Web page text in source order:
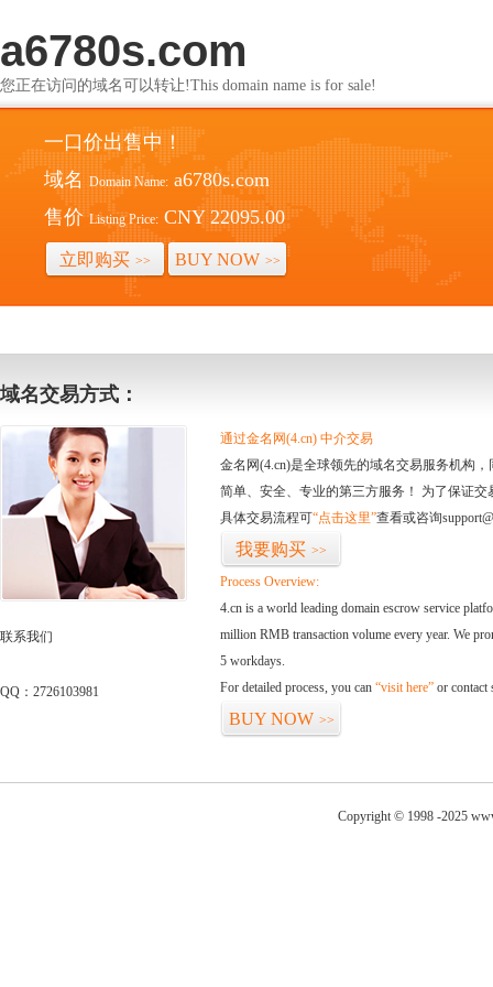
a6780s.com
您正在访问的域名可以转让!This domain name is for sale!
一口价出售中！
域名 Domain Name: a6780s.com
售价 Listing Price: CNY 22095.00
立即购买 >> BUY NOW >>
域名交易方式：
联系我们
QQ：2726103981
通过金名网(4.cn) 中介交易
金名网(4.cn)是全球领先的域名交易服务机构
简单、安全、专业的第三方服务！ 为了保证
具体交易流程可“点击这里”查看或咨询
我要购买 >>
Process Overview:
4.cn is a world leading domain escrow service
million RMB transaction volume every year. We
5 workdays.
For detailed process, you can “visit here” or contact
BUY NOW >>
Copyright © 1998 -2025